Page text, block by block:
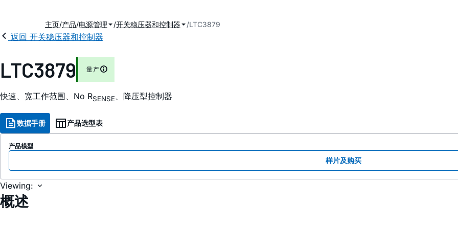
主页 产品 电源管理 开关稳压器和控制器 LTC3879
返回 开关稳压器和控制器
LTC3879 量产
快速、宽工作范围、No RSENSE、降压型控制器
数据手册 产品选型表
产品模型
样片及购买
Viewing:
概述